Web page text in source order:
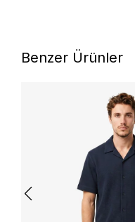
Benzer Ürünler